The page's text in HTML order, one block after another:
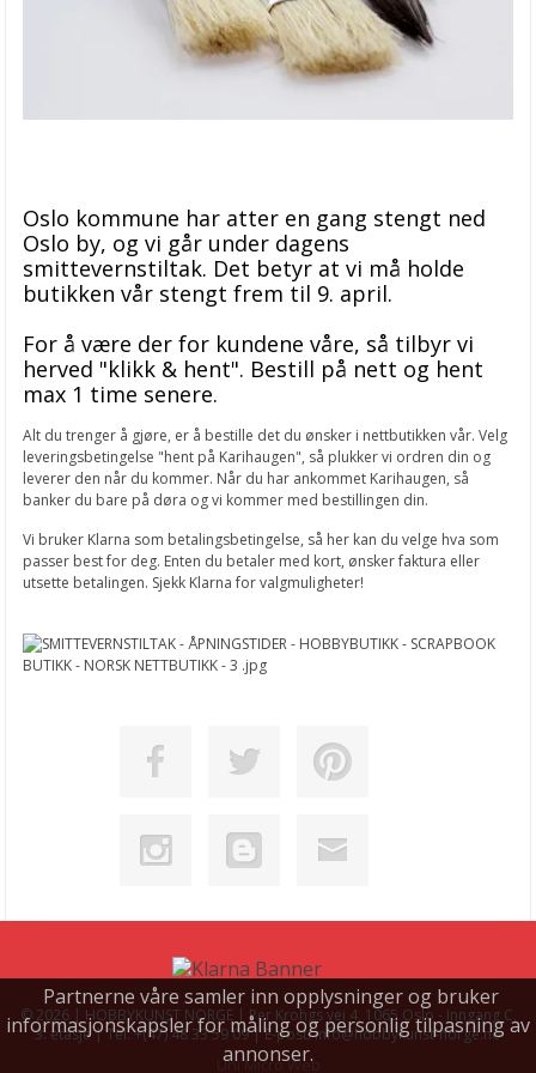
Partnerne våre samler inn opplysninger og bruker
informasjonskapsler for måling og personlig tilpasning av
annonser.
Oslo kommune har atter en gang stengt ned
Oslo by, og vi går under dagens
smittevernstiltak. Det betyr at vi må holde
butikken vår stengt frem til 9. april.
For å være der for kundene våre, så tilbyr vi
herved "klikk & hent". Bestill på nett og hent
max 1 time senere.
Alt du trenger å gjøre, er å bestille det du ønsker i nettbutikken vår. Velg
leveringsbetingelse "hent på Karihaugen", så plukker vi ordren din og
leverer den når du kommer. Når du har ankommet Karihaugen, så
banker du bare på døra og vi kommer med bestillingen din.
Vi bruker Klarna som betalingsbetingelse, så her kan du velge hva som
passer best for deg. Enten du betaler med kort, ønsker faktura eller
utsette betalingen. Sjekk Klarna for valgmuligheter!
© 2026 | HOBBYKUNST NORGE | Per Krohgs vei 4, 1065 Oslo - Inngang C,
3. etasje | Tel: +(47) 48 33 59 09 | E-post: info@hobbykunst-norge.no
Uni Micro Web